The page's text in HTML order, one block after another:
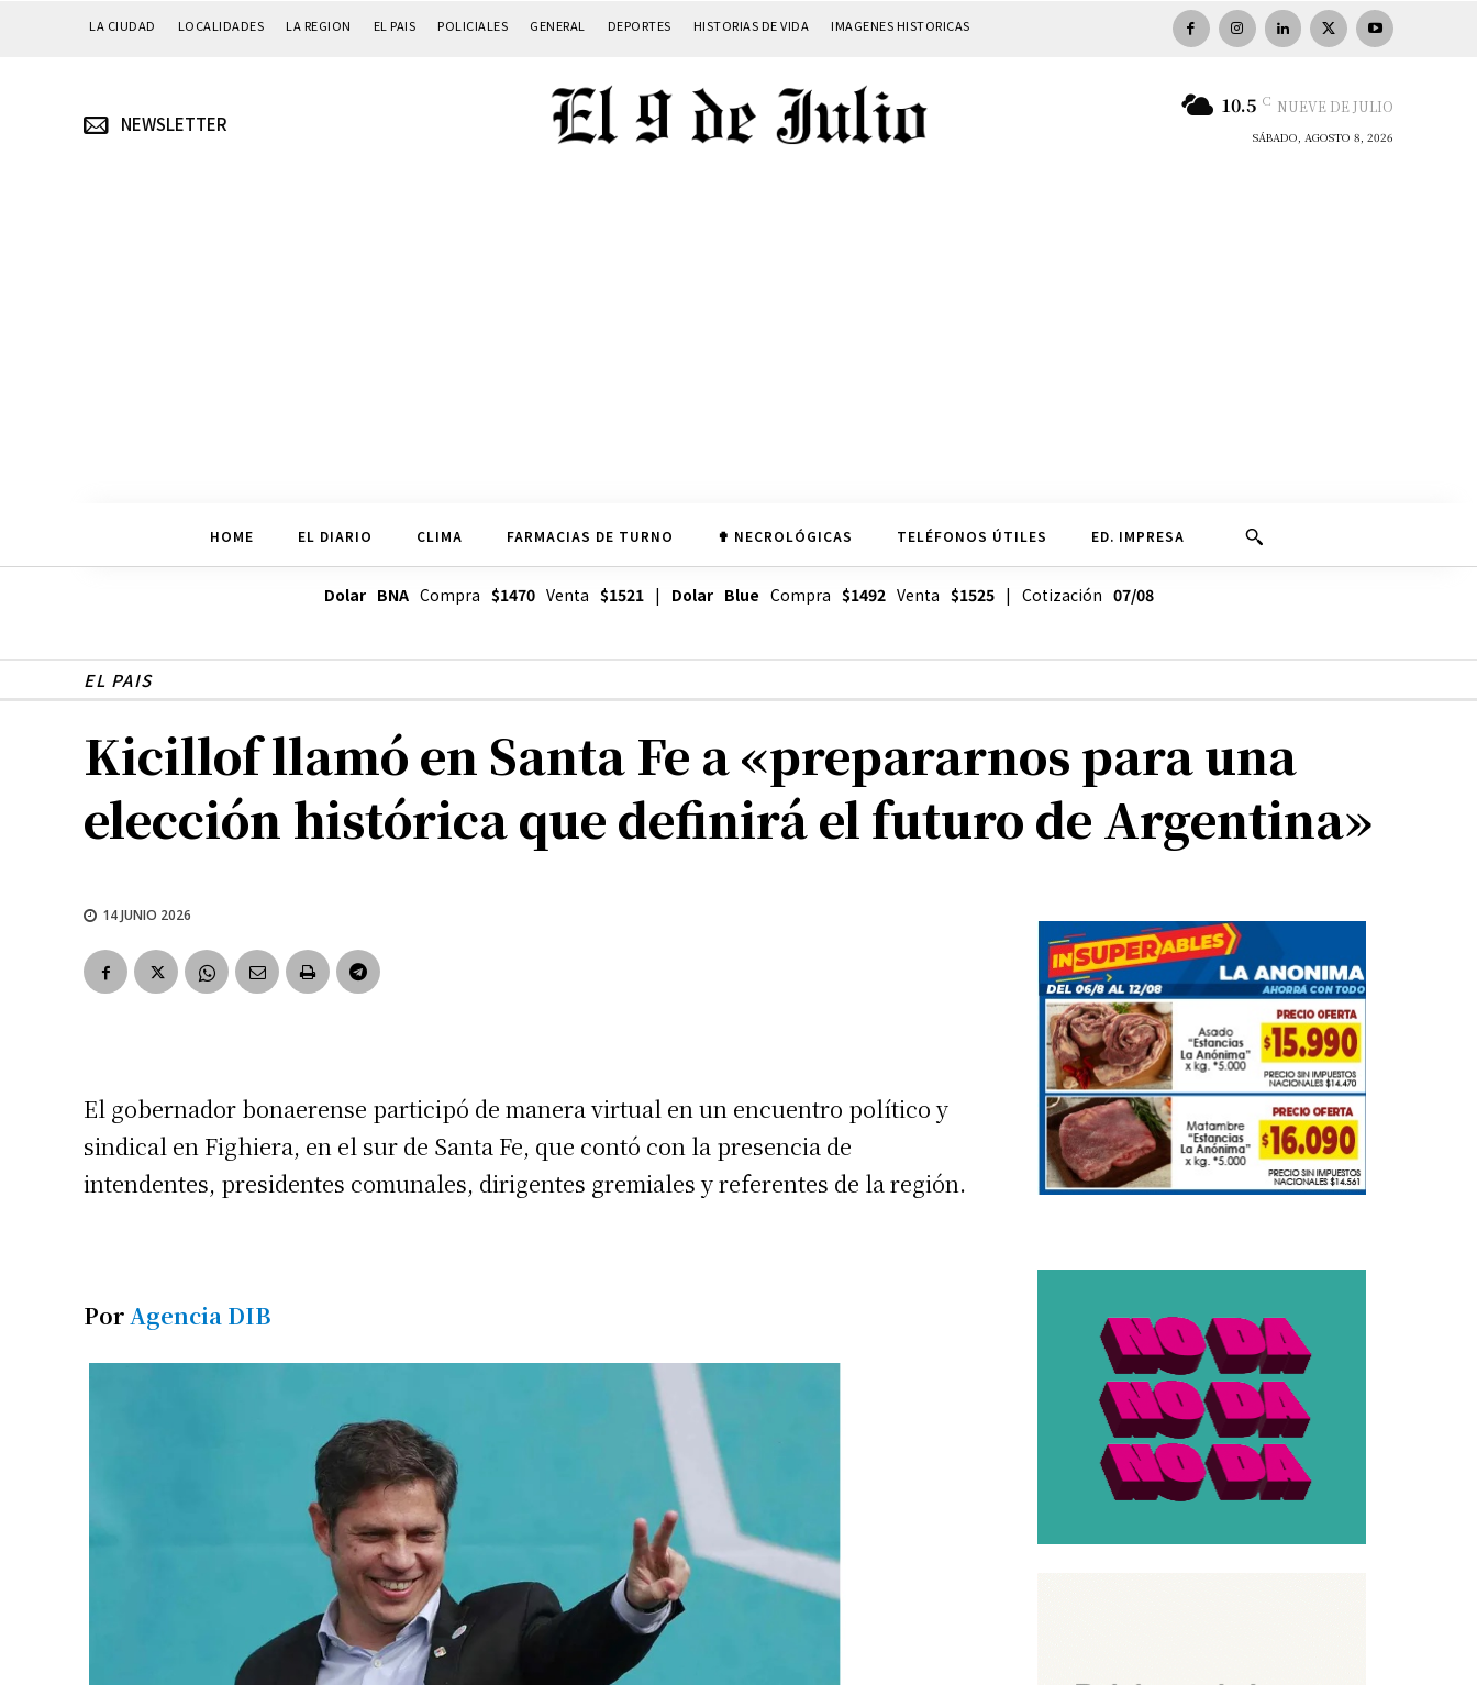
LA CIUDAD LOCALIDADES LA REGION EL PAIS POLICIALES GENERAL DEPORTES HISTORIAS DE VIDA IMAGENES HISTORICAS
NEWSLETTER
10.5 C NUEVE DE JULIO
SÁBADO, AGOSTO 8, 2026
HOME EL DIARIO CLIMA FARMACIAS DE TURNO ✟ NECROLÓGICAS TELÉFONOS ÚTILES ED. IMPRESA
Dolar BNACompra $1470Venta $1521| Dolar Blue Compra $1492Venta $1525| Cotización 07/08
EL PAIS
Kicillof llamó en Santa Fe a «prepararnos para una
elección histórica que definirá el futuro de Argentina»
14 JUNIO 2026
El gobernador bonaerense participó de manera virtual en un encuentro político y
sindical en Fighiera, en el sur de Santa Fe, que contó con la presencia de
intendentes, presidentes comunales, dirigentes gremiales y referentes de la región.
PorAgencia DIB